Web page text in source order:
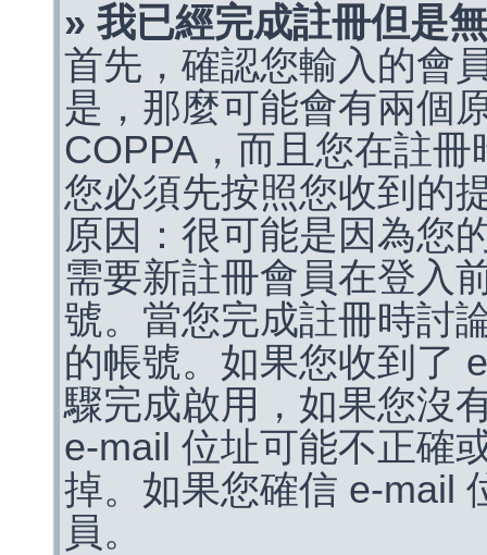
» 我已經完成註冊但是
首先，確認您輸入的會
是，那麼可能會有兩個
COPPA，而且您在註
您必須先按照您收到的
原因：很可能是因為您
需要新註冊會員在登入
號。當您完成註冊時討
的帳號。如果您收到了
驟完成啟用，如果您沒
e-mail 位址可能不正確
掉。如果您確信 e-mail
員。